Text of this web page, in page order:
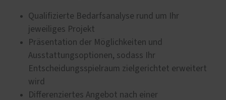
Qualifizierte Bedarfsanalyse rund um Ihr
jeweiliges Projekt
Präsentation der Möglichkeiten und
Ausstattungsoptionen, sodass Ihr
Entscheidungsspielraum zielgerichtet erweitert
wird
Differenziertes Angebot nach einer